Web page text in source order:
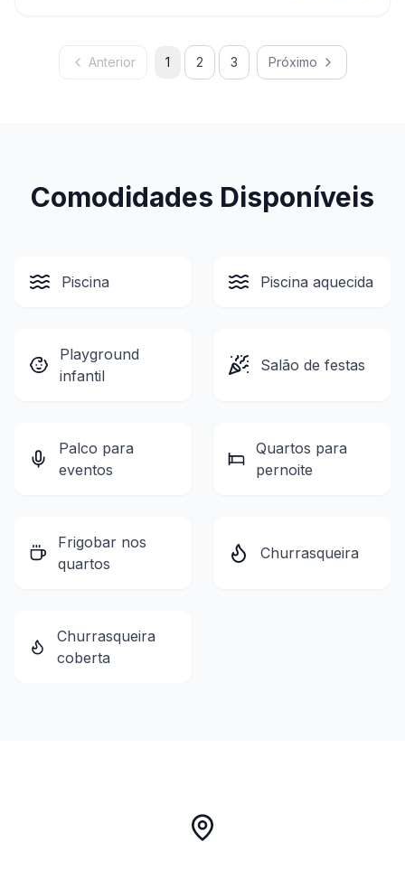
Anterior 1 2 3 Próximo
Comodidades Disponíveis
Piscina Piscina aquecida
Playground
infantil
Salão de festas
Palco para
eventos
Quartos para
pernoite
Frigobar nos
quartos
Churrasqueira
Churrasqueira
coberta